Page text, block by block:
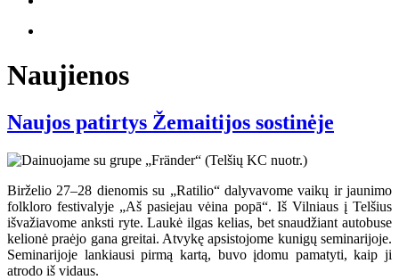
Naujienos
Naujos patirtys Žemaitijos sostinėje
Birželio 27–28 dienomis su „Ratilio“ dalyvavome vaikų ir jaunimo
folkloro festivalyje „Aš pasiejau vėina popā“. Iš Vilniaus į Telšius
išvažiavome anksti ryte. Laukė ilgas kelias, bet snaudžiant autobuse
kelionė praėjo gana greitai. Atvykę apsistojome kunigų seminarijoje.
Seminarijoje lankiausi pirmą kartą, buvo įdomu pamatyti, kaip ji
atrodo iš vidaus.